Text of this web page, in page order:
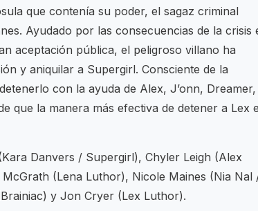
que contenía su poder, el sagaz criminal
Ayudado por las consecuencias de la crisis
aceptación pública, el peligroso villano ha
y aniquilar a Supergirl. Consciente de la
con la ayuda de Alex, J’onn, Dreamer,
que la manera más efectiva de detener a Lex
Danvers / Supergirl), Chyler Leigh (Alex
(Lena Luthor), Nicole Maines (Nia Nal
y Jon Cryer (Lex Luthor).